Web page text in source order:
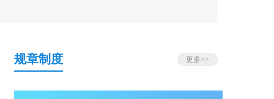
更多>>
规章制度